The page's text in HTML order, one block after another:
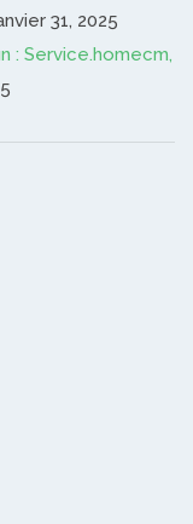
31, 2025
: Service.homecm,